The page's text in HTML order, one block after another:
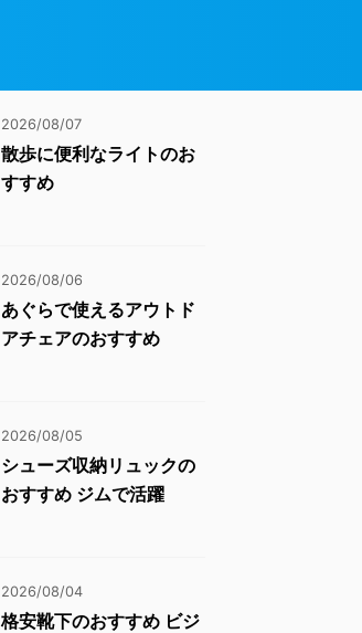
2026/08/07
散歩に便利なライトのお
すすめ
2026/08/06
あぐらで使えるアウトド
アチェアのおすすめ
2026/08/05
シューズ収納リュックの
おすすめ ジムで活躍
2026/08/04
格安靴下のおすすめ ビジ